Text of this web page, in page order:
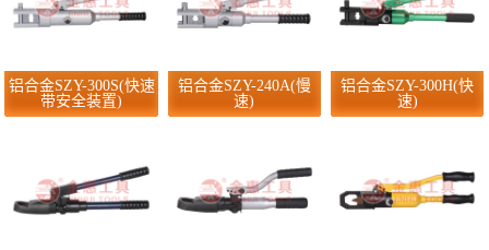
铝合金SZY-300S(快速
带安全装置)
铝合金SZY-240A(慢
速)
铝合金SZY-300H(快
速)